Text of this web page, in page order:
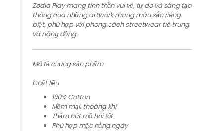
Zodia Play mang tinh thần vui vẻ, tự do và sáng tạo
thông qua những artwork mang màu sắc riêng
biệt, phù hợp với phong cách streetwear trẻ trung
và năng động.
Mô tả chung sản phẩm
Chất liệu
100% Cotton
Mềm mại, thoáng khí
Thấm hút mồ hôi tốt
Phù hợp mặc hằng ngày